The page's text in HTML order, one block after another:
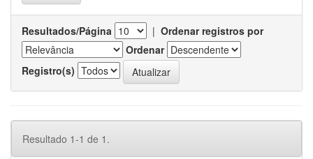
Resultados/Página | Ordenar registros por
Ordenar
Registro(s)
Resultado 1-1 de 1.